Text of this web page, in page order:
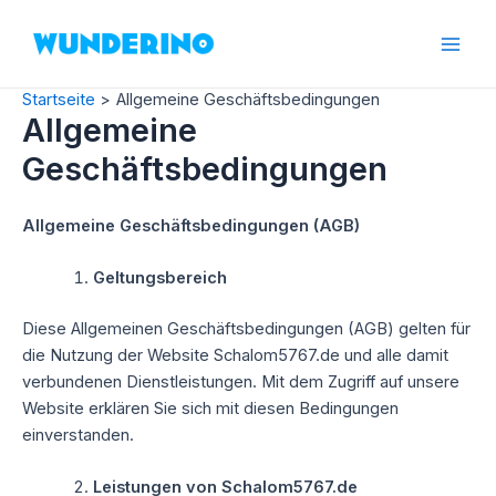
Inhalt
Startseite Allgemeine Geschäftsbedingungen
Allgemeine
Geschäftsbedingungen
Allgemeine Geschäftsbedingungen (AGB)
Geltungsbereich
Diese Allgemeinen Geschäftsbedingungen (AGB) gelten für
die Nutzung der Website Schalom5767.de und alle damit
verbundenen Dienstleistungen. Mit dem Zugriff auf unsere
Website erklären Sie sich mit diesen Bedingungen
einverstanden.
Leistungen von Schalom5767.de